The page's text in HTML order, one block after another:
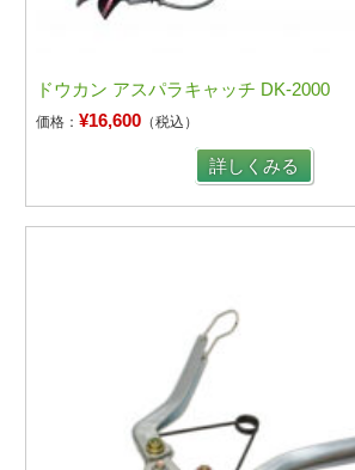
ドウカン アスパラキャッチ DK-2000
価格：¥16,600 （税込）
詳しくみる